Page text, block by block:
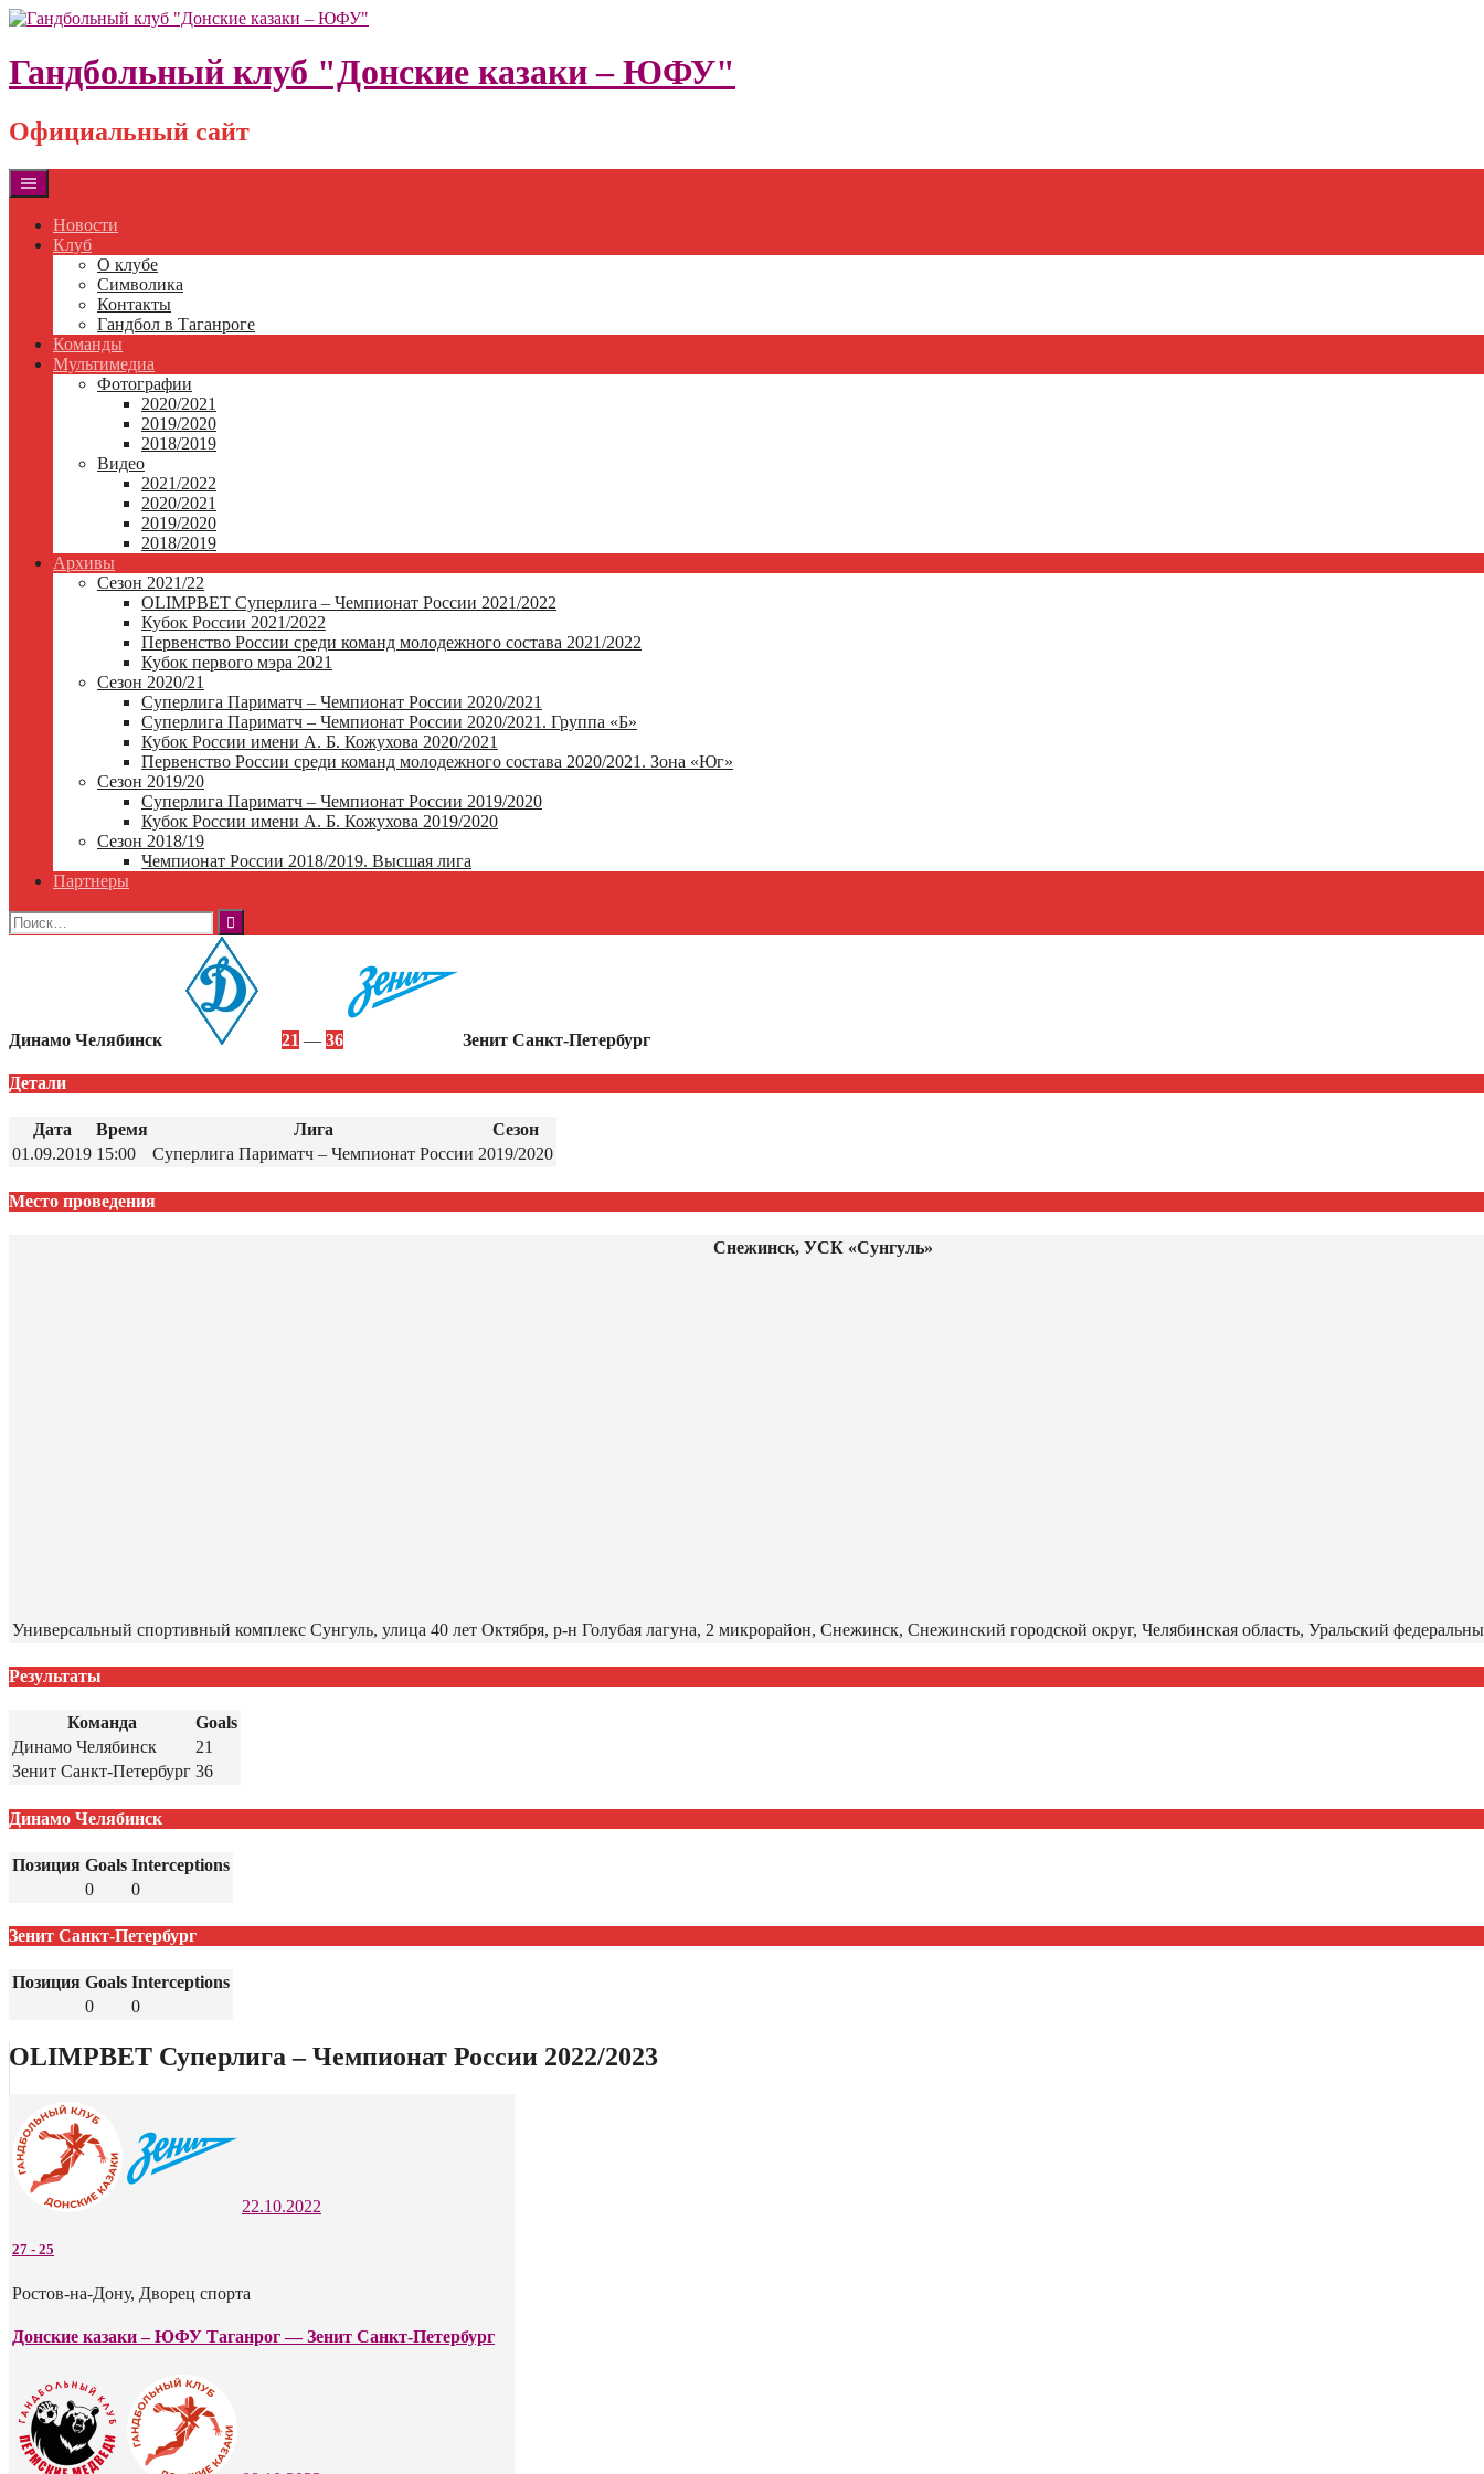
Skip
content
Гандбольный клуб "Донские казаки – ЮФУ"
Официальный сайт
Новости
Клуб
О клубе
Символика
Контакты
Гандбол в Таганроге
Команды
Мультимедиа
Фотографии
2020/2021
2019/2020
2018/2019
Видео
2021/2022
2020/2021
2019/2020
2018/2019
Архивы
Сезон 2021/22
OLIMPBET Суперлига – Чемпионат России 2021/2022
Кубок России 2021/2022
Первенство России среди команд молодежного состава 2021/2022
Кубок первого мэра 2021
Сезон 2020/21
Суперлига Париматч – Чемпионат России 2020/2021
Суперлига Париматч – Чемпионат России 2020/2021. Группа «Б»
Кубок России имени А. Б. Кожухова 2020/2021
Первенство России среди команд молодежного состава 2020/2021. Зона «Юг»
Сезон 2019/20
Суперлига Париматч – Чемпионат России 2019/2020
Кубок России имени А. Б. Кожухова 2019/2020
Сезон 2018/19
Чемпионат России 2018/2019. Высшая лига
Партнеры
Найти:
Динамо Челябинск 21 — 36 Зенит Санкт-Петербург
Детали
Дата Время Лига
Сезон
01.09.2019 15:00 Суперлига Париматч – Чемпионат России 2019/2020
Место проведения
Снежинск, УСК «Сунгуль»
Универсальный спортивный комплекс Сунгуль, улица 40 лет Октября, р-н Голубая лагуна, 2 микрорайон, Снежинск, Снежинский городской округ, Челябинская область, Уральский
Результаты
Команда
Goals
Динамо Челябинск
21
Зенит Санкт-Петербург 36
Динамо Челябинск
Позиция Goals Interceptions
0
0
Зенит Санкт-Петербург
Позиция Goals Interceptions
0
0
OLIMPBET Суперлига – Чемпионат России 2022/2023
22.10.2022
27 - 25
Ростов-на-Дону, Дворец спорта
Донские казаки – ЮФУ Таганрог — Зенит Санкт-Петербург